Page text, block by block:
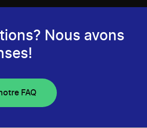
Nous avons
FAQ